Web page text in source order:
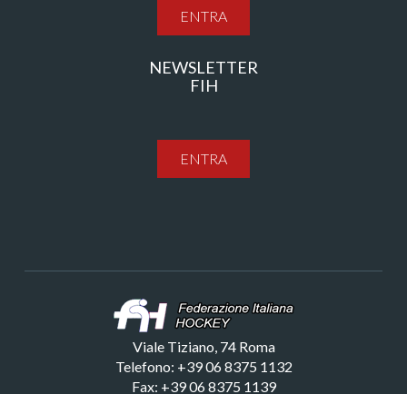
ENTRA
NEWSLETTER
FIH
ENTRA
Viale Tiziano, 74 Roma
Telefono: +39 06 8375 1132
Fax: +39 06 8375 1139